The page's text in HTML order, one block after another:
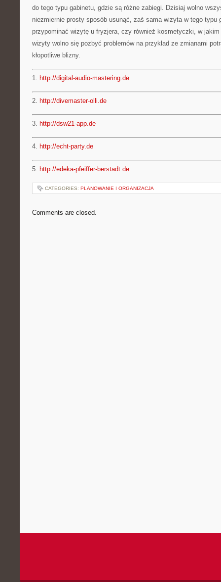
do tego typu gabinetu, gdzie są różne zabiegi. Dzisiaj wolno
niezmiernie prosty sposób usunąć, zaś sama wizyta w tego typu
przypominać wizytę u fryzjera, czy również kosmetyczki, w jakim
wizyty wolno się pozbyć problemów na przykład ze zmianami
kłopotliwe blizny.
1. http://digital-audio-mastering.de
2. http://divemaster-olli.de
3. http://dsw21-app.de
4. http://echt-party.de
5. http://edeka-pfeiffer-berstadt.de
CATEGORIES: PLANOWANIE I ORGANIZACJA
Comments are closed.